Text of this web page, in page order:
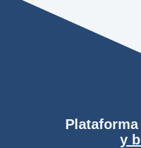
Plataforma
y